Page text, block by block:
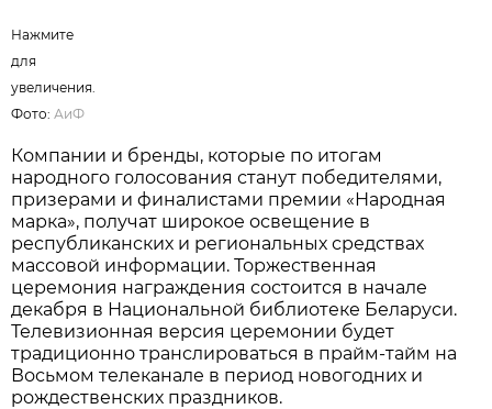
Нажмите
для
увеличения.
Фото: АиФ
Компании и бренды, которые по итогам
народного голосования станут победителями,
призерами и финалистами премии «Народная
марка», получат широкое освещение в
республиканских и региональных средствах
массовой информации. Торжественная
церемония награждения состоится в начале
декабря в Национальной библиотеке Беларуси.
Телевизионная версия церемонии будет
традиционно транслироваться в прайм-тайм на
Восьмом телеканале в период новогодних и
рождественских праздников.